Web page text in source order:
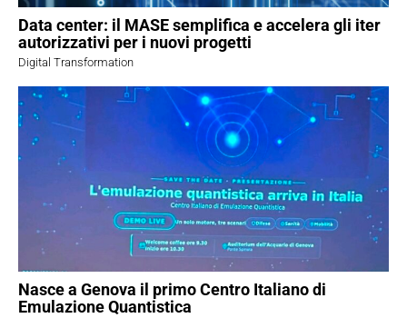
Data center: il MASE semplifica e accelera gli iter
autorizzativi per i nuovi progetti
Digital Transformation
Nasce a Genova il primo Centro Italiano di
Emulazione Quantistica